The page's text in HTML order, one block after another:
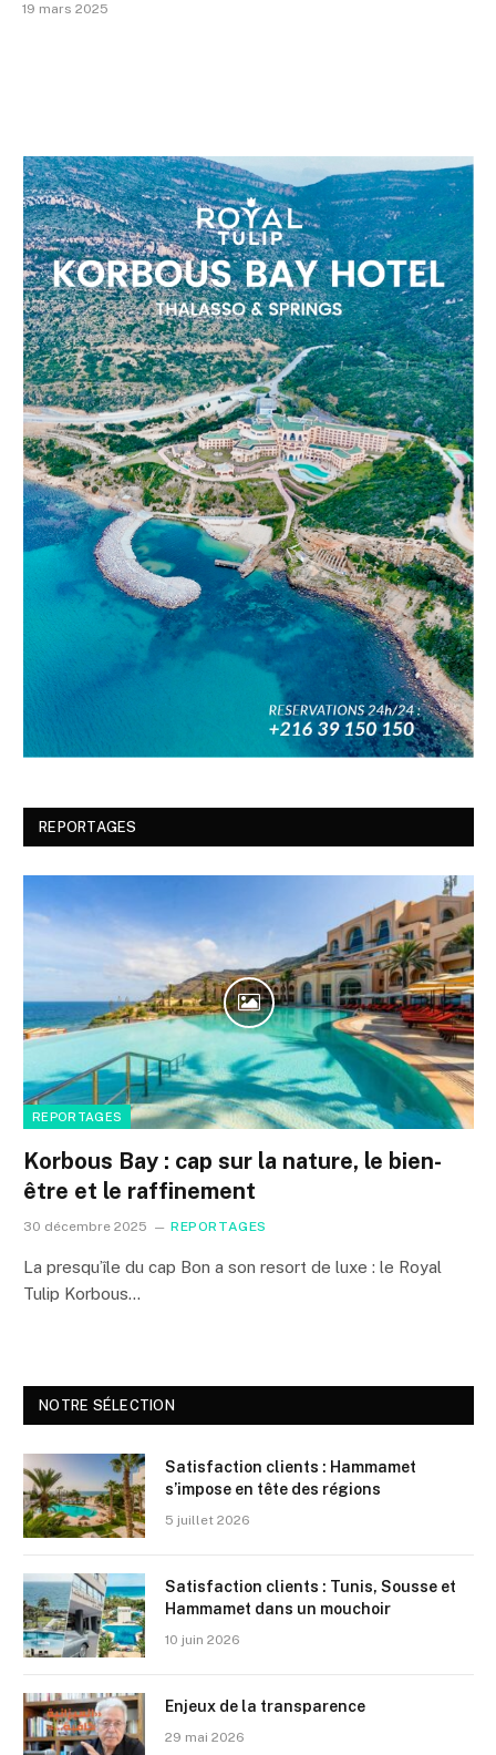
19 mars 2025
REPORTAGES
REPORTAGES
Korbous Bay : cap sur la nature, le bien-
être et le raffinement
30 décembre 2025 REPORTAGES
La presqu’île du cap Bon a son resort de luxe : le Royal
Tulip Korbous…
NOTRE SÉLECTION
Satisfaction clients : Hammamet
s’impose en tête des régions
5 juillet 2026
Satisfaction clients : Tunis, Sousse et
Hammamet dans un mouchoir
10 juin 2026
Enjeux de la transparence
29 mai 2026